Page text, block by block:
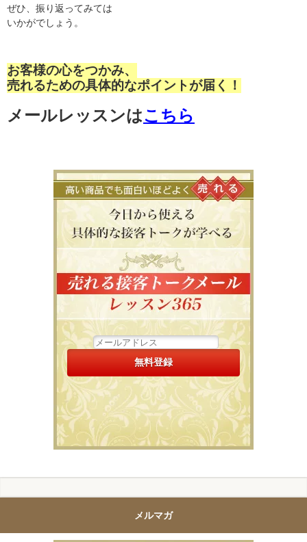
ぜひ、振り返ってみては
いかがでしょう。
お客様の心をつかみ、
売れるための具体的なポイントが届く！
メールレッスンはこちら
メルマガ